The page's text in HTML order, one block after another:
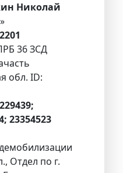
Николай
»
36 ЗСД
обл. ID:
23354523
Отдел по г.